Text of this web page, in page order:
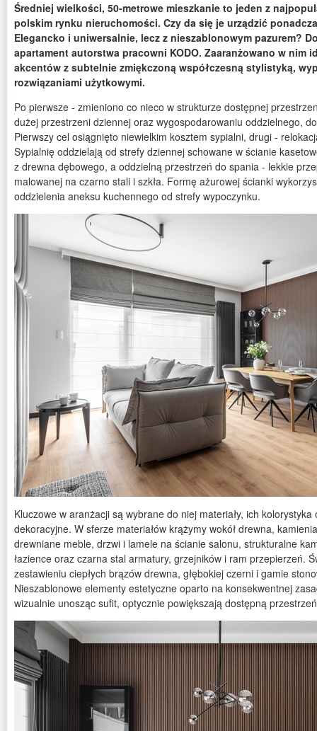
Średniej wielkości, 50-metrowe mieszkanie to jeden z
polskim rynku nieruchomości. Czy da się je urządzić
Elegancko i uniwersalnie, lecz z nieszablonowym pazurem?
apartament autorstwa pracowni KODO. Zaaranżowano w nim
akcentów z subtelnie zmiękczoną współczesną stylistyką,
rozwiązaniami użytkowymi.
Po pierwsze - zmieniono co nieco w strukturze dostępnej
dużej przestrzeni dziennej oraz wygospodarowaniu oddzielnego,
Pierwszy cel osiągnięto niewielkim kosztem sypialni, drugi -
Sypialnię oddzielają od strefy dziennej schowane w ścianie
z drewna dębowego, a oddzielną przestrzeń do spania - lekkie
malowanej na czarno stali i szkła. Formę ażurowej ścianki
oddzielenia aneksu kuchennego od strefy wypoczynku.
Kluczowe w aranżacji są wybrane do niej materiały, ich
dekoracyjne. W sferze materiałów krążymy wokół drewna,
drewniane meble, drzwi i lamele na ścianie salonu, strukturalne
łazience oraz czarna stal armatury, grzejników i ram przepierzeń.
zestawieniu ciepłych brązów drewna, głębokiej czerni i gamie
Nieszablonowe elementy estetyczne oparto na konsekwentnej
wizualnie unosząc sufit, optycznie powiększają dostępną